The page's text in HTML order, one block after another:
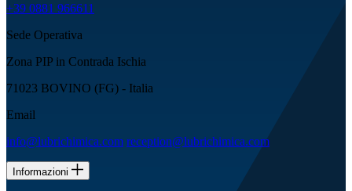
+39 0881 966611
Sede Operativa
Zona PIP in Contrada Ischia
71023 BOVINO (FG) - Italia
Email
info@lubrichimica.com reception@lubrichimica.com
Informazioni